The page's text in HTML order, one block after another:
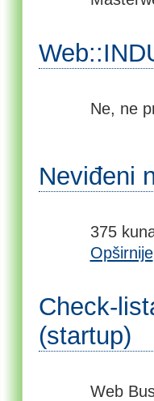
Ne, ne
Neviđeni
375
Opširnije
Check-
(startup)
Web